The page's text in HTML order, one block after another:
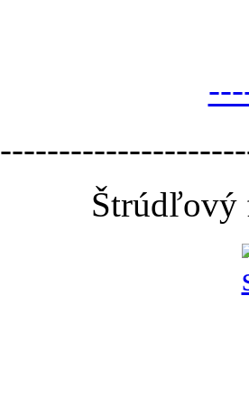
Štrúdľový